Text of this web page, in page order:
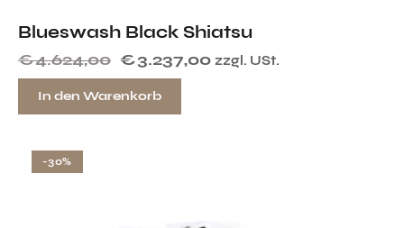
Blueswash Black Shiatsu
€4.624,00 €3.237,00 zzgl. USt.
In den Warenkorb
-30%